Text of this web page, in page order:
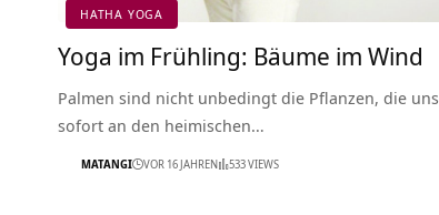
HATHA YOGA
Yoga im Frühling: Bäume im Wind
Palmen sind nicht unbedingt die Pflanzen, die uns
sofort an den heimischen…
MATANGI VOR 16 JAHREN 533 VIEWS